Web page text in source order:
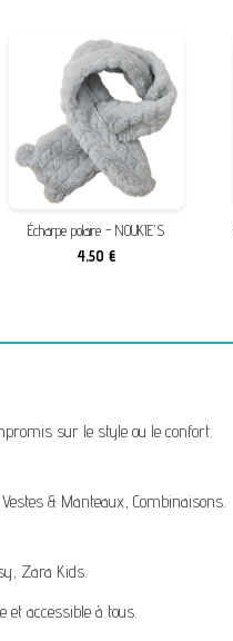
Écharpe polaire - NOUKIE'S
4,50 €
sur le style ou le confort.
Vestes & Manteaux, Combinaisons.
, Zara Kids.
et accessible à tous.